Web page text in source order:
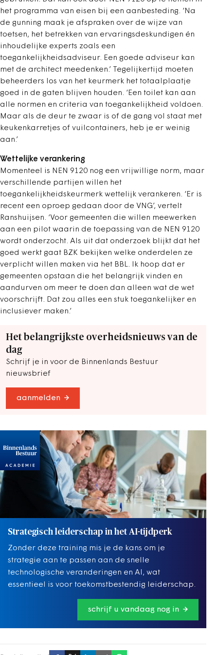
het programma van eisen bij een aanbesteding. ‘Na
de gunning maak je afspraken over de wijze van
toetsen, het betrekken van ervaringsdeskundigen én
inhoudelijke experts zoals een
toegankelijkheidsadviseur. Een goede adviseur kan
met de architect meedenken.’ Tegelijkertijd moeten
beheerders los van het keurmerk het totaalplaatje
goed in de gaten blijven houden. ‘Een toilet kan aan
alle normen en criteria van toegankelijkheid voldoen.
Maar als de deur te zwaar is of de gang vol staat met
keukenkarretjes of vuilcontainers, heb je er weinig
aan.’
Wettelijke verankering
Momenteel is NEN 9120 nog een vrijwillige norm, maar
verschillende partijen willen het
toegankelijkheidskeurmerk wettelijk verankeren. ‘Er is
recent een oproep gedaan door de VNG’, vertelt
Ranshuijsen. ‘Voor gemeenten die willen meewerken
aan een pilot waarin de toepassing van de NEN 9120
wordt onderzocht. Als uit dat onderzoek blijkt dat het
goed werkt gaat BZK bekijken welke onderdelen ze
verplicht willen maken via het BBL. Ik hoop dat er
gemeenten opstaan die het belangrijk vinden en
aandurven om meer te doen dan alleen wat de wet
voorschrijft. Dat zou alles een stuk toegankelijker en
inclusiever maken.’
Het belangrijkste overheidsnieuws van de
dag
Schrijf je in voor de Binnenlands Bestuur
nieuwsbrief
aanmelden
Strategisch leiderschap in het AI-tijdperk
Zonder deze training mis je de kans om je
strategie aan te passen aan de snelle
technologische veranderingen en AI, wat
essentieel is voor toekomstbestendig leiderschap.
schrijf u vandaag nog in